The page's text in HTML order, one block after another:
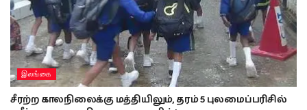
இலங்கை
சீரற்ற காலநிலைக்கு மத்தியிலும், தரம் 5 புலமைப்பரிசில்